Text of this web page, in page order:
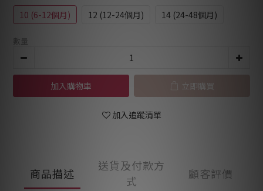
10 (6-12個月) 12 (12-24個月) 14 (24-48個月)
數量
加入購物車 立即購買
加入追蹤清單
商品描述
送貨及付款方
式
顧客評價